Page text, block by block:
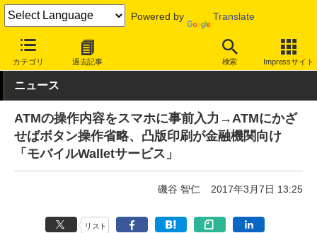
Powered by Translate
カテゴリ 過去記事 検索 Impressサイト
INTERNET Watch サービス/ソフト サービス その他
ニュース
ATMの操作内容をスマホに事前入力→ATMにかざ
せばボタン操作省略、凸版印刷が金融機関向け
「モバイルWalletサービス」
磯谷 智仁 2017年3月7日 13:25
リスト